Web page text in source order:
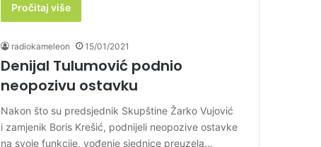
Pročitaj više
radiokameleon 15/01/2021
Denijal Tulumović podnio
neopozivu ostavku
Nakon što su predsjednik Skupštine Žarko Vujović
i zamjenik Boris Krešić, podnijeli neopozive ostavke
na svoje funkcije, vođenje sjednice preuzela…